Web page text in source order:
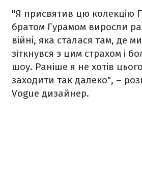
"Я присвятив цю колекцію
братом Гурамом виросли
війні, яка сталася там, де
зіткнувся з цим страхом і
шоу. Раніше я не хотів
заходити так далеко", –
Vogue дизайнер.